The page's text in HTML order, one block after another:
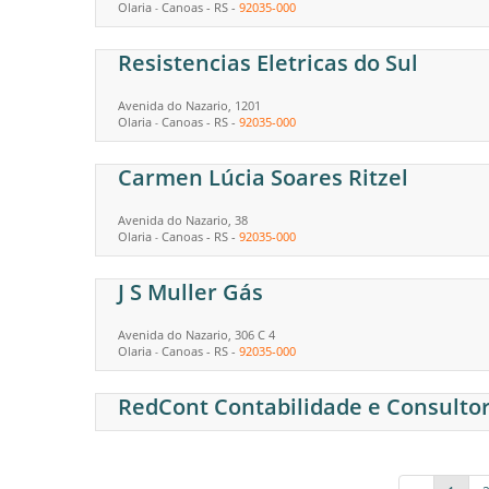
Olaria - Canoas - RS - 92035-000
Resistencias Eletricas do Sul
Avenida do Nazario, 1201
Olaria - Canoas - RS - 92035-000
Carmen Lúcia Soares Ritzel
Avenida do Nazario, 38
Olaria - Canoas - RS - 92035-000
J S Muller Gás
Avenida do Nazario, 306 C 4
Olaria - Canoas - RS - 92035-000
RedCont Contabilidade e